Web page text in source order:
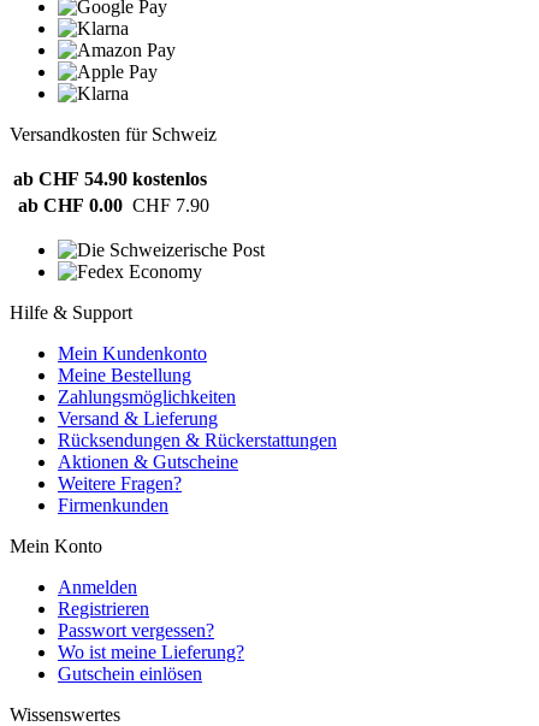
Versandkosten für Schweiz
ab CHF 54.90 kostenlos
ab CHF 0.00 CHF 7.90
Hilfe & Support
Mein Kundenkonto
Meine Bestellung
Zahlungsmöglichkeiten
Versand & Lieferung
Rücksendungen & Rückerstattungen
Aktionen & Gutscheine
Weitere Fragen?
Firmenkunden
Mein Konto
Anmelden
Registrieren
Passwort vergessen?
Wo ist meine Lieferung?
Gutschein einlösen
Wissenswertes